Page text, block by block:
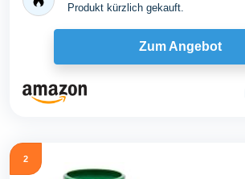
Produkt kürzlich gekauft.
Zum Angebot
2